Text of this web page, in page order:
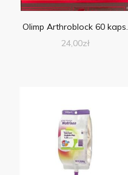
Olimp Arthroblock 60 kaps.
24,00zł